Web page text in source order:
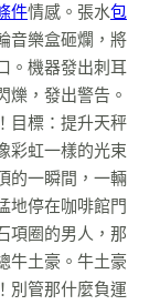
件情感。張水包
音樂盒砸爛，將
。機器發出刺耳
爍，發出警告。
目標：提升天秤
彩虹一樣的光束
的一瞬間，一輛
地停在咖啡館門
項圈的男人，那
牛土豪。牛土豪
別管那什麼負運